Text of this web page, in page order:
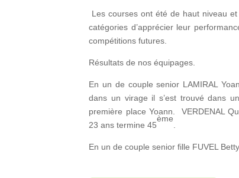
Les courses ont été de haut niveau
catégories d’apprécier leur
compétitions futures.
Résultats de nos équipages.
En un de couple senior LAMIRAL
dans un virage il s’est trouvé dans
première place Yoann. VERDENAL
23 ans termine 45
ème
En un de couple senior fille FUVEL